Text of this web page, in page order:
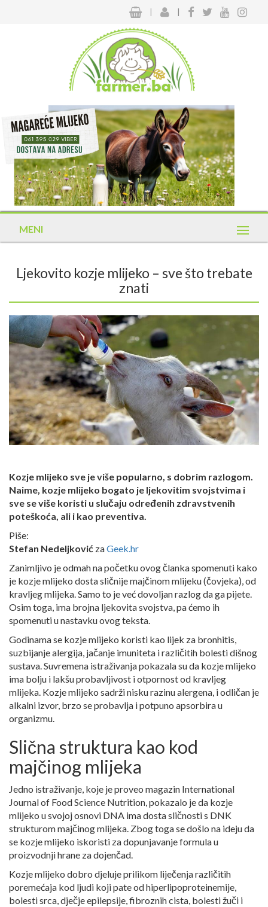
| |
MENI
Ljekovito kozje mlijeko – sve što trebate
znati
Kozje mlijeko sve je više popularno, s dobrim razlogom.
Naime, kozje mlijeko bogato je ljekovitim svojstvima i
sve se više koristi u slučaju određenih zdravstvenih
poteškoća, ali i kao preventiva.
Piše:
Stefan Nedeljković zaGeek.hr
Zanimljivo je odmah na početku ovog članka spomenuti kako
je kozje mlijeko dosta sličnije majčinom mlijeku (čovjeka), od
kravljeg mlijeka. Samo to je već dovoljan razlog da ga pijete.
Osim toga, ima brojna ljekovita svojstva, pa ćemo ih
spomenuti u nastavku ovog teksta.
Godinama se kozje mlijeko koristi kao lijek za bronhitis,
suzbijanje alergija, jačanje imuniteta i različitih bolesti dišnog
sustava. Suvremena istraživanja pokazala su da kozje mlijeko
ima bolju i lakšu probavljivost i otpornost od kravljeg
mlijeka. Kozje mlijeko sadrži nisku razinu alergena, i odličan je
alkalni izvor, brzo se probavlja i potpuno apsorbira u
organizmu.
Slična struktura kao kod
majčinog mlijeka
Jedno istraživanje, koje je proveo magazin International
Journal of Food Science Nutrition, pokazalo je da kozje
mlijeko u svojoj osnovi DNA ima dosta sličnosti s DNK
strukturom majčinog mlijeka. Zbog toga se došlo na ideju da
se kozje mlijeko iskoristi za dopunjavanje formula u
proizvodnji hrane za dojenčad.
Kozje mlijeko dobro djeluje prilikom liječenja različitih
poremećaja kod ljudi koji pate od hiperlipoproteinemije,
bolesti srca, dječje epilepsije, fibroznih cista, bolesti žuči i